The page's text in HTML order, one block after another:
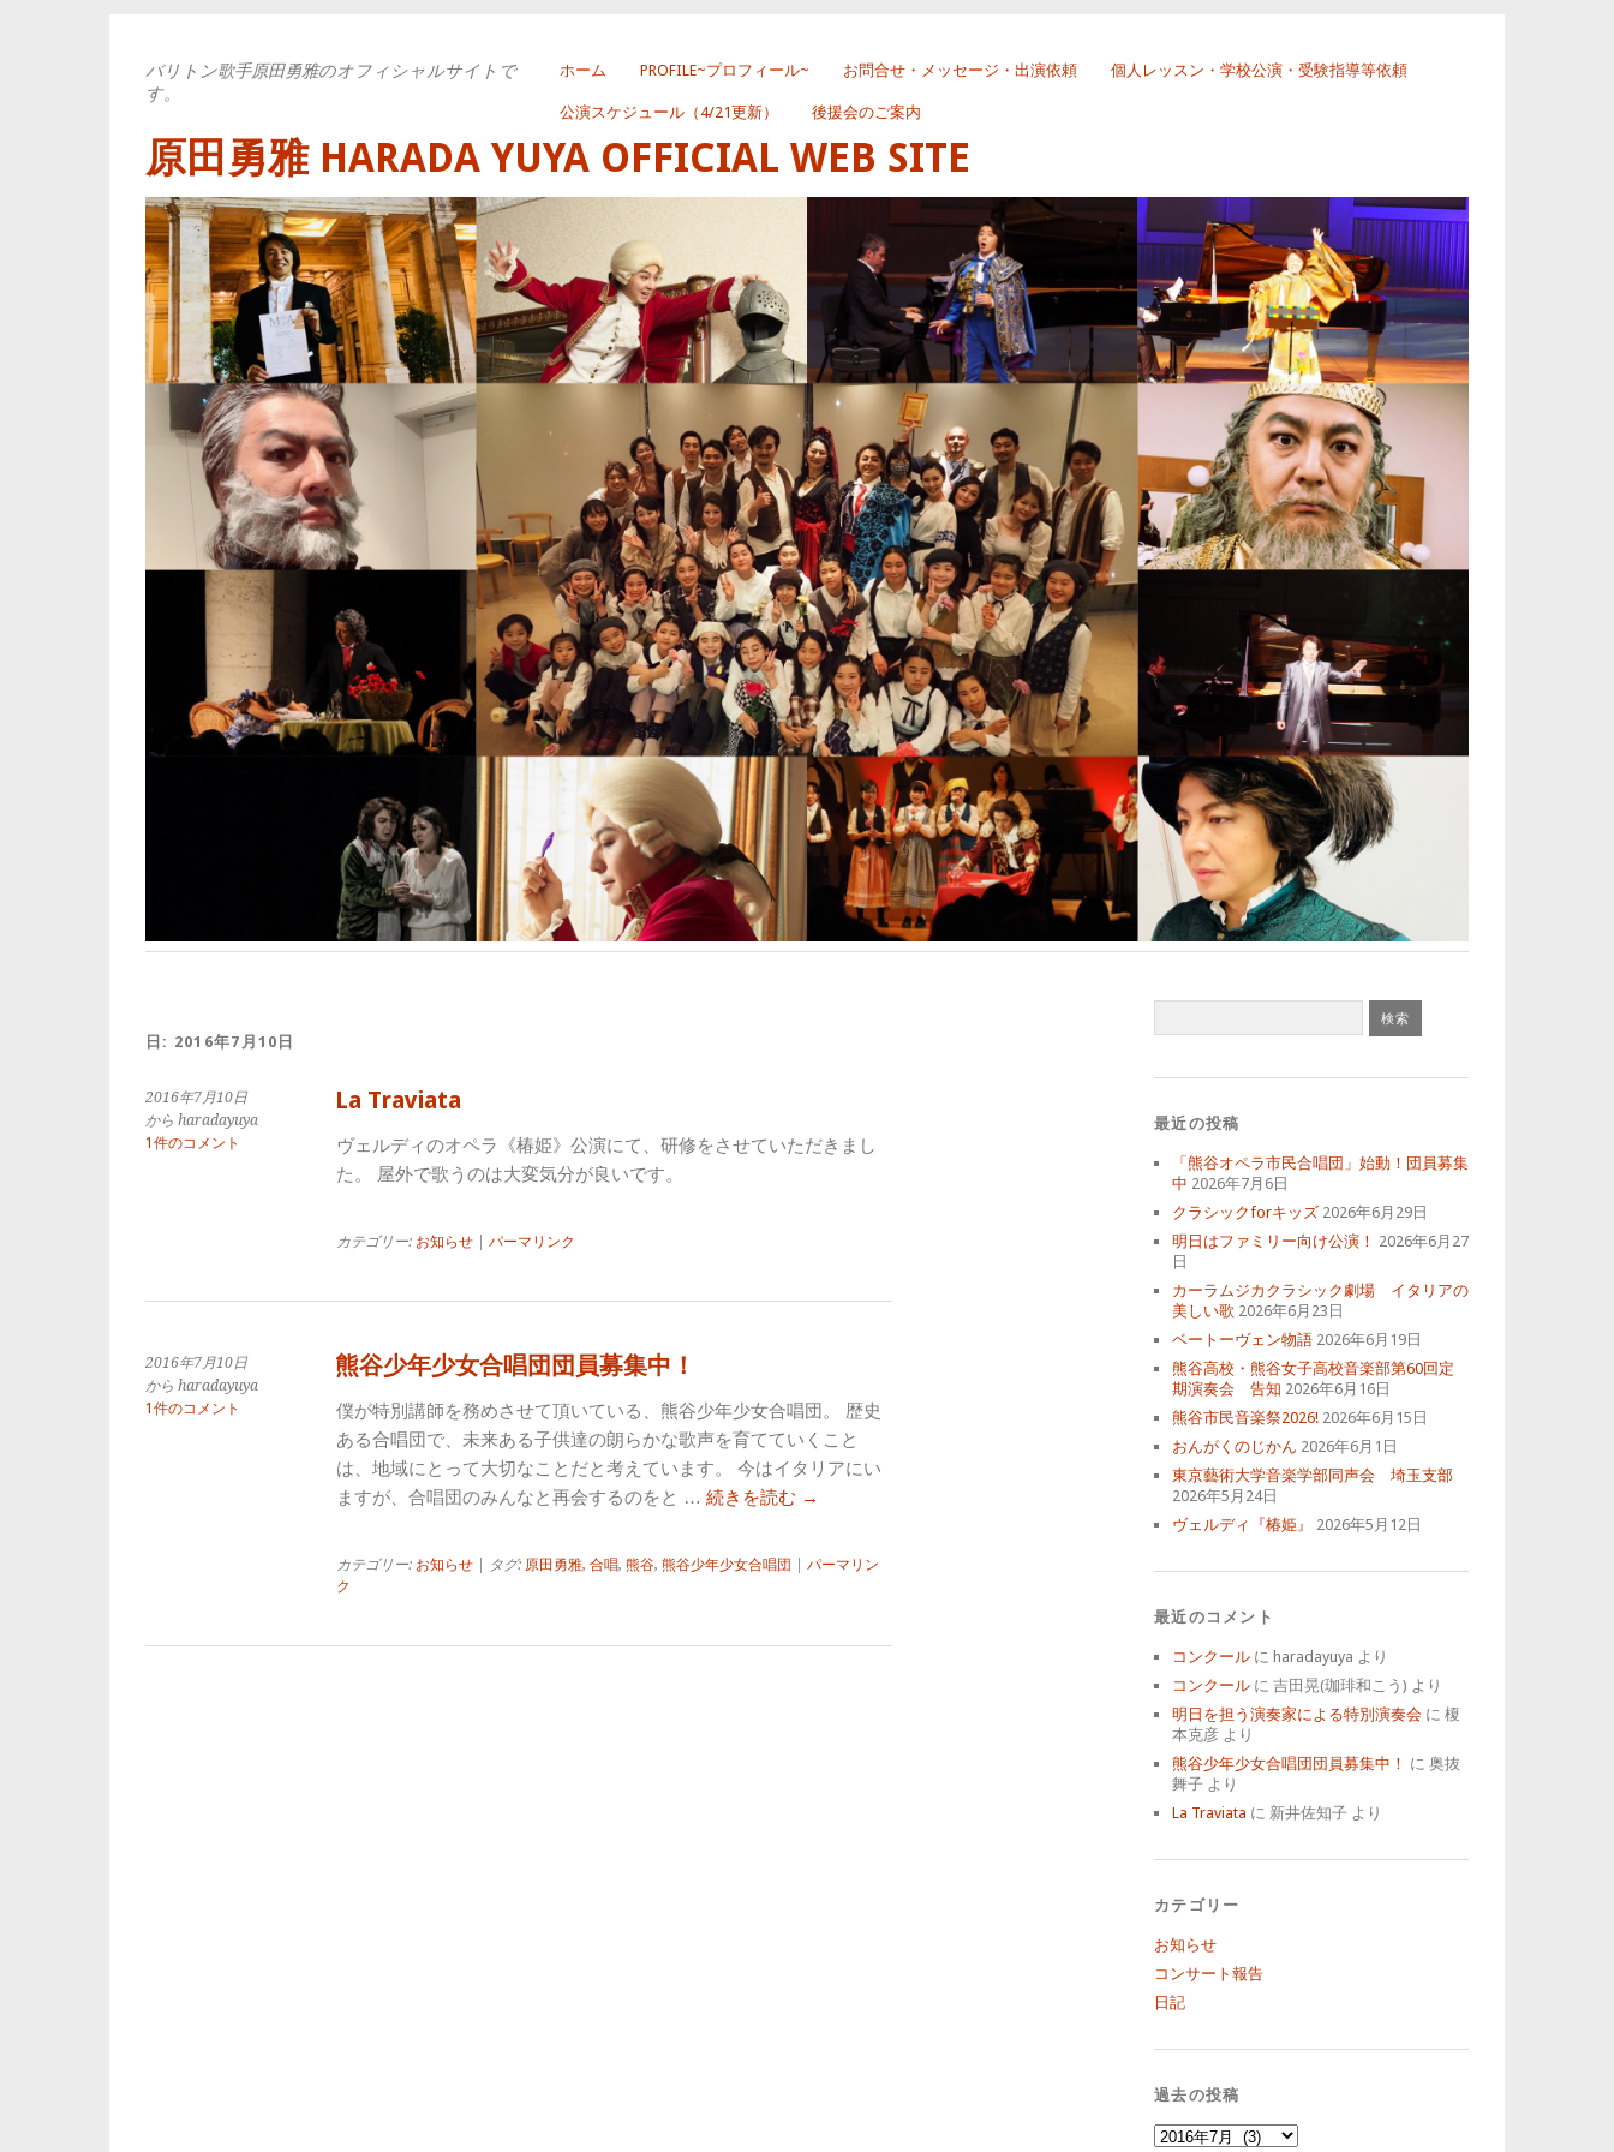
ホーム PROFILE~プロフィール~ お問合せ・メッセージ・出演依頼 個人レッスン・学校公演・受験指導等依頼
公演スケジュール（4/21更新） 後援会のご案内
原田勇雅 HARADA YUYA OFFICIAL WEB SITE
バリトン歌手原田勇雅のオフィシャルサイトで
す。
日: 2016年7月10日
2016年7月10日
から haradayuya
1件のコメント
La Traviata
ヴェルディのオペラ《椿姫》公演にて、研修をさせていただきまし
た。 屋外で歌うのは大変気分が良いです。
カテゴリー: お知らせ| パーマリンク
2016年7月10日
から haradayuya
1件のコメント
熊谷少年少女合唱団団員募集中！
僕が特別講師を務めさせて頂いている、熊谷少年少女合唱団。 歴史
ある合唱団で、未来ある子供達の朗らかな歌声を育てていくこと
は、地域にとって大切なことだと考えています。 今はイタリアにい
ますが、合唱団のみんなと再会するのをと … 続きを読む →
カテゴリー: お知らせ| タグ: 原田勇雅, 合唱, 熊谷, 熊谷少年少女合唱団
パーマリン
ク
最近の投稿
「熊谷オペラ市民合唱団」始動！団員募集
中 2026年7月6日
クラシックforキッズ 2026年6月29日
明日はファミリー向け公演！ 2026年6月27
日
カーラムジカクラシック劇場 イタリアの
美しい歌 2026年6月23日
ベートーヴェン物語 2026年6月19日
熊谷高校・熊谷女子高校音楽部第60回定
期演奏会 告知 2026年6月16日
熊谷市民音楽祭2026! 2026年6月15日
おんがくのじかん 2026年6月1日
東京藝術大学音楽学部同声会 埼玉支部
2026年5月24日
ヴェルディ『椿姫』
2026年5月12日
最近のコメント
コンクール に haradayuya より
コンクール に 吉田晃(珈琲和こう) より
明日を担う演奏家による特別演奏会 に 榎
本克彦 より
熊谷少年少女合唱団団員募集中！ に 奥抜
舞子 より
La Traviata に 新井佐知子 より
カテゴリー
お知らせ
コンサート報告
日記
過去の投稿
過